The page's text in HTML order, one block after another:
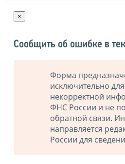
×
Сообщить об ошибке в
Форма
исключительно
некорректной
ФНС России и не
обратной связи.
направляется
России для